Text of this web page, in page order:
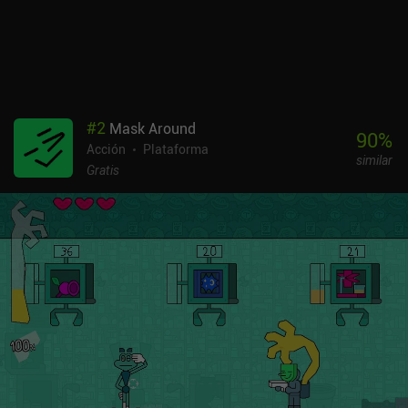
#2 Mask Around
Acción
Plataforma
Gratis
90%
similar